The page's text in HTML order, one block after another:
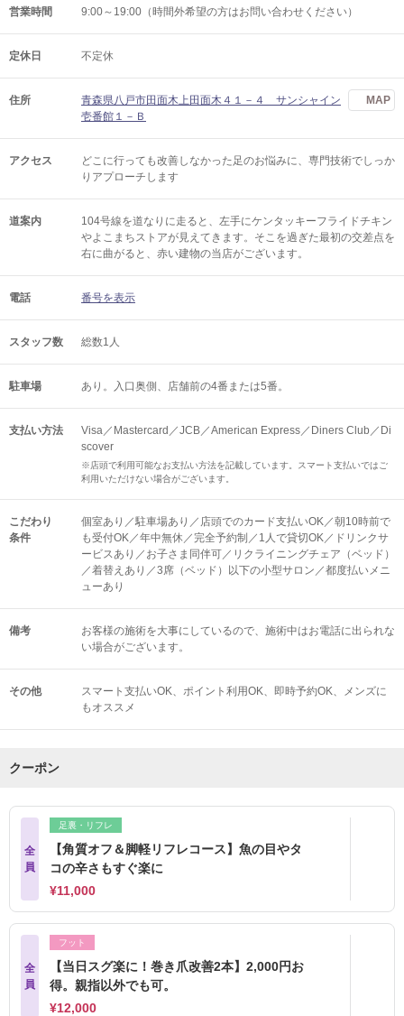
営業時間 9:00～19:00（時間外希望の方はお問い合わせください）
定休日 不定休
住所
青森県八戸市田面木上田面木４１－４ サンシャイン
壱番館１－Ｂ
MAP
アクセス
どこに行っても改善しなかった足のお悩みに、専門技術でしっか
りアプローチします
道案内
104号線を道なりに走ると、左手にケンタッキーフライドチキン
やよこまちストアが見えてきます。そこを過ぎた最初の交差点を
右に曲がると、赤い建物の当店がございます。
電話 番号を表示
スタッフ数 総数1人
駐車場 あり。入口奥側、店舗前の4番または5番。
支払い方法
Visa／Mastercard／JCB／American Express／Diners Club／Di
scover
※店頭で利用可能なお支払い方法を記載しています。スマート支払いではご
利用いただけない場合がございます。
こだわり
条件
個室あり／駐車場あり／店頭でのカード支払いOK／朝10時前で
も受付OK／年中無休／完全予約制／1人で貸切OK／ドリンクサ
ービスあり／お子さま同伴可／リクライニングチェア（ベッド）
／着替えあり／3席（ベッド）以下の小型サロン／都度払いメニ
ューあり
備考
お客様の施術を大事にしているので、施術中はお電話に出られな
い場合がございます。
その他 スマート支払いOK ポイント利用OK 即時予約OK
メンズに
もオススメ
クーポン
全
員
足裏・リフレ
【角質オフ＆脚軽リフレコース】魚の目やタ
コの辛さもすぐ楽に
¥11,000
全
員
フット
【当日スグ楽に！巻き爪改善2本】2,000円お
得。親指以外でも可。
¥12,000